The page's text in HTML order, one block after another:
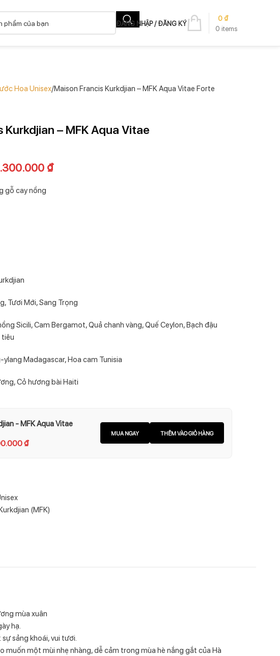
ĐĂNG NHẬP / ĐĂNG KÝ
0 items
0₫
Hoa Unisex Maison Francis Kurkdjian – MFK Aqua Vitae Forte
Kurkdjian – MFK Aqua Vitae
₫
gỗ cay nồng
Tươi Mới, Sang Trọng
Sicili, Cam Bergamot, Quả chanh vàng, Quế Ceylon, Bạch đậu
tiêu
Madagascar, Hoa cam Tunisia
Cỏ hương bài Haiti
- MFK Aqua Vitae
₫
MUA NGAY THÊM VÀO GIỎ HÀNG
(MFK)
mùa xuân
hạ.
sảng khoái, vui tươi.
muốn một mùi nhẹ nhàng, dễ cảm trong mùa hè nắng gắt của Hà